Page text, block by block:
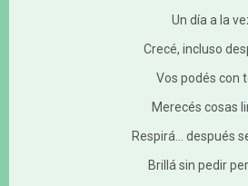
Un día a la
Crecé, incluso
Vos podés con
Merecés cosas
Respirá… después
Brillá sin pedir